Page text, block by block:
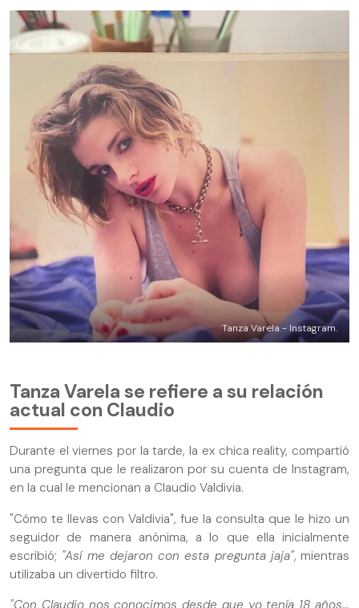
Tanza Varela - Instagram.
Tanza Varela se refiere a su relación
actual con Claudio
Durante el viernes por la tarde, la ex chica reality, compartió
una pregunta que le realizaron por su cuenta de Instagram,
en la cual le mencionan a Claudio Valdivia.
"Cómo te llevas con Valdivia", fue la consulta que le hizo un
seguidor de manera anónima, a lo que ella inicialmente
escribió; "Así me dejaron con esta pregunta jaja", mientras
utilizaba un divertido filtro.
"Con Claudio nos conocimos desde que yo tenía 18 años...